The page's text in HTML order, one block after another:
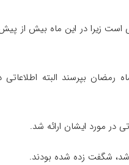
زیرا در این ماه بیش از
بپرسند البته
در مورد ایشان ارائه شد.
شد، شگفت زده شده بودند.